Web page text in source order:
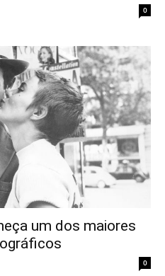
0
um dos maiores
0